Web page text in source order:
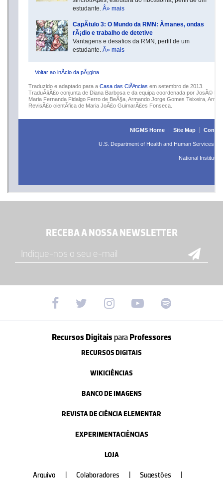
RECEBA A NOSSA NEWSLETTER
Recursos Digitais paraProfessores
RECURSOS DIGITAIS
WIKICIÊNCIAS
BANCO DE IMAGENS
REVISTA DE CIÊNCIA ELEMENTAR
EXPERIMENTACIÊNCIAS
LOJA
Arquivo Colaboradores Sugestões